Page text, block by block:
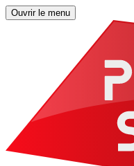
Ouvrir le menu